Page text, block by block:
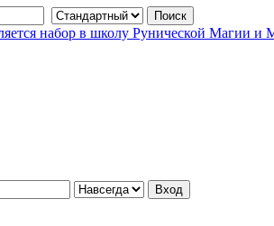
набор в школу Рунической Магии и